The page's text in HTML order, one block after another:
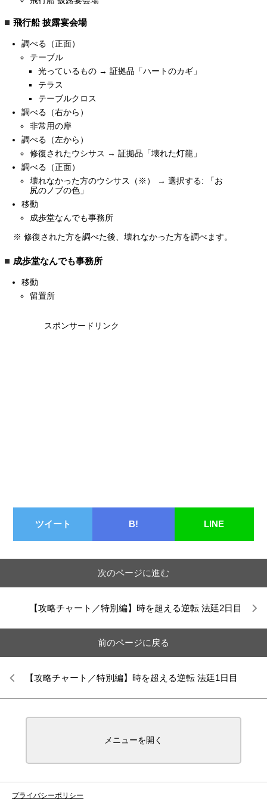
飛行船 披露宴会場
調べる（正面）
テーブル
光っているもの → 証拠品「ハートのカギ」
テラス
テーブルクロス
調べる（右から）
非常用の扉
調べる（左から）
修復されたウシサス → 証拠品「壊れた灯籠」
調べる（正面）
壊れなかった方のウシサス（※） → 選択する: 「お
尻のノブの色」
移動
成歩堂なんでも事務所
※ 修復された方を調べた後、壊れなかった方を調べます。
成歩堂なんでも事務所
移動
留置所
スポンサードリンク
ツイート B! LINE
次のページに進む
【攻略チャート／特別編】時を超える逆転 法廷2日目
前のページに戻る
【攻略チャート／特別編】時を超える逆転 法廷1日目
メニューを開く
プライバシーポリシー